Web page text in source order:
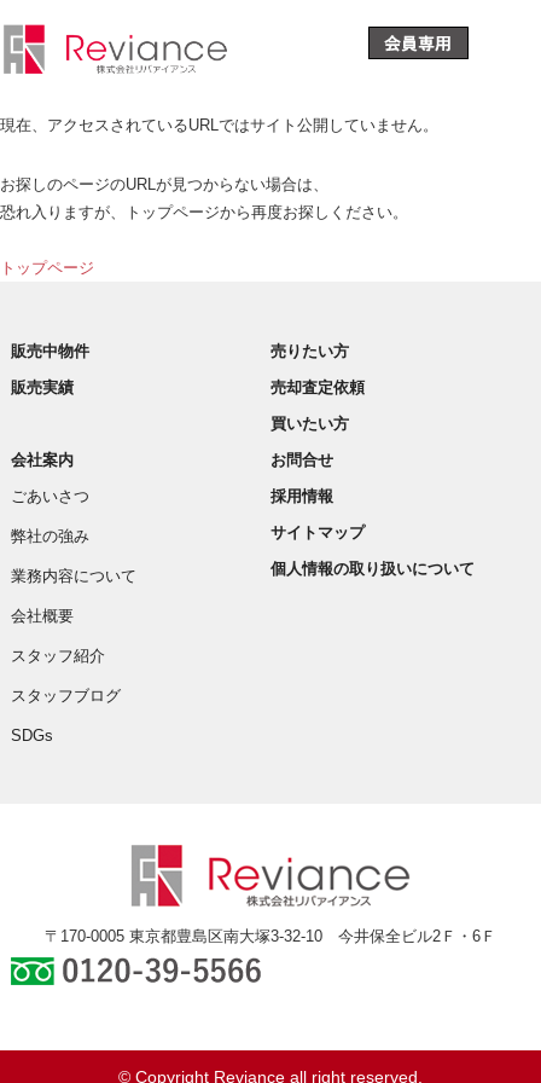
現在、アクセスされているURLではサイト公開していません。
お探しのページのURLが見つからない場合は、
恐れ入りますが、トップページから再度お探しください。
トップページ
販売中物件
販売実績
売りたい方
売却査定依頼
買いたい方
会社案内
ごあいさつ
弊社の強み
業務内容について
会社概要
スタッフ紹介
スタッフブログ
SDGs
お問合せ
採用情報
サイトマップ
個人情報の取り扱いについて
〒170-0005 東京都豊島区南大塚3-32-10 今井保全ビル2Ｆ・6Ｆ
© Copyright Reviance all right reserved.